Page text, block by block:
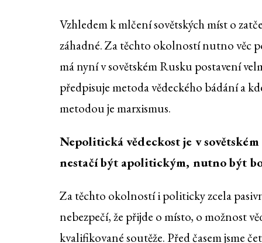
Vzhledem k mlčení sovětských míst o
záhadné. Za těchto okolností nutno věc
má nyní v sovětském Rusku postavení
předpisuje metoda vědeckého bádání a
metodou je marxismus.
Nepolitická vědeckost je v
nestačí být apolitickým, nutno být
Za těchto okolností i politicky zcela
nebezpečí, že přijde o místo, o možnost
kvalifikované soutěže. Před časem jsme